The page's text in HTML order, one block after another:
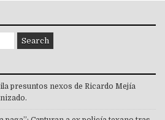
presuntos nexos de Ricardo Mejía